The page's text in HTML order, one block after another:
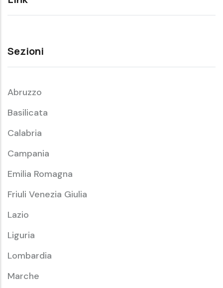
Sezioni
Abruzzo
Basilicata
Calabria
Campania
Emilia Romagna
Friuli Venezia Giulia
Lazio
Liguria
Lombardia
Marche